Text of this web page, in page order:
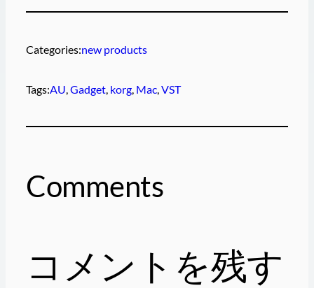
Categories:new products
Tags:AU, Gadget, korg, Mac, VST
Comments
コメントを残す